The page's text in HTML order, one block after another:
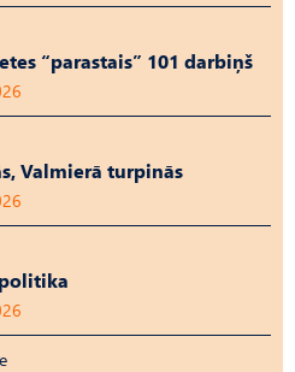
“parastais” 101 darbiņš
Valmierā turpinās